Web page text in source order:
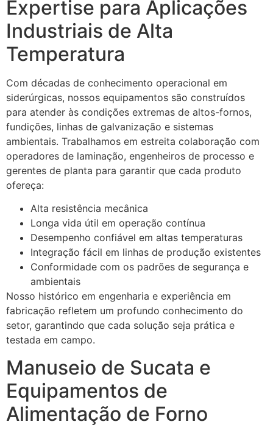
Expertise para Aplicações
Industriais de Alta
Temperatura
Com décadas de conhecimento operacional em
siderúrgicas, nossos equipamentos são construídos
para atender às condições extremas de altos-fornos,
fundições, linhas de galvanização e sistemas
ambientais. Trabalhamos em estreita colaboração com
operadores de laminação, engenheiros de processo e
gerentes de planta para garantir que cada produto
ofereça:
Alta resistência mecânica
Longa vida útil em operação contínua
Desempenho confiável em altas temperaturas
Integração fácil em linhas de produção existentes
Conformidade com os padrões de segurança e
ambientais
Nosso histórico em engenharia e experiência em
fabricação refletem um profundo conhecimento do
setor, garantindo que cada solução seja prática e
testada em campo.
Manuseio de Sucata e
Equipamentos de
Alimentação de Forno